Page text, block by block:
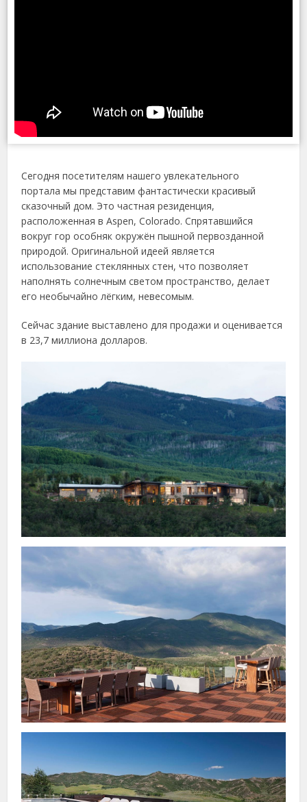
Сегодня посетителям нашего увлекательного
портала мы представим фантастически красивый
сказочный дом. Это частная резиденция,
расположенная в Aspen, Colorado. Спрятавшийся
вокруг гор особняк окружён пышной первозданной
природой. Оригинальной идеей является
использование стеклянных стен, что позволяет
наполнять солнечным светом пространство, делает
его необычайно лёгким, невесомым.
Сейчас здание выставлено для продажи и оценивается
в 23,7 миллиона долларов.